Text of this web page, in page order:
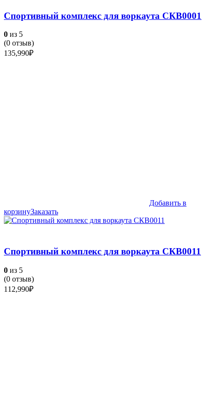
Спортивный комплекс для воркаута СКВ0001
0 из 5
(0 отзыв)
135,990₽
Добавить в
корзинуЗаказать
Спортивный комплекс для воркаута СКВ0011
0 из 5
(0 отзыв)
112,990₽